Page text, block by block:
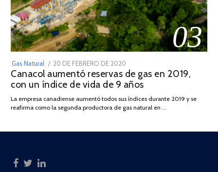
03
Gas Natural
POSTED
ON
20 DE FEBRERO DE 2020
DE
JULIO
2025
Canacol aumentó reservas de gas en 2019,
con un índice de vida de 9 años
La empresa canadiense aumentó todos sus índices durante 2019 y se
reafirma como la segunda productora de gas natural en …